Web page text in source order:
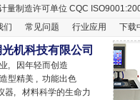
量制造许可单位 CQC
们 常见问题 行业应用 下载
光机科技有限公司
, 因年轻而创造
型精美 , 功能出色
器, 材料科学的生命力